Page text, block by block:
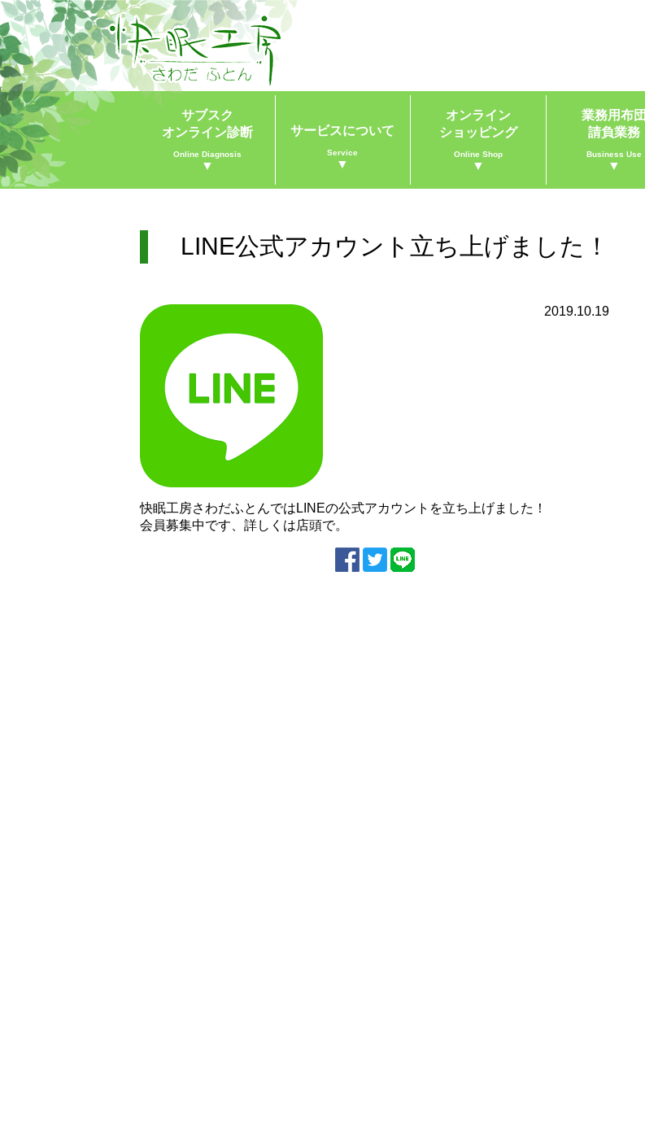
サブスク
オンライン診断
Online Diagnosis
▼
サービスについて
Service
▼
オンライン
ショッピング
Online Shop
▼
業務用布団
請負業務
Business Use
▼
LINE公式アカウント立ち上げました！
2019.10.19
快眠工房さわだふとんではLINEの公式アカウントを立ち上げました！
会員募集中です、詳しくは店頭で。